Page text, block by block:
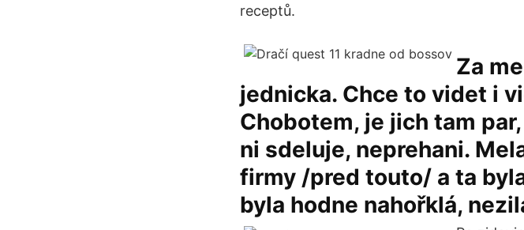
receptů.
Za
jednicka. Chce to videt i
Chobotem, je jich tam
ni sdeluje, neprehani.
firmy /pred touto/ a ta
byla hodne nahořklá,